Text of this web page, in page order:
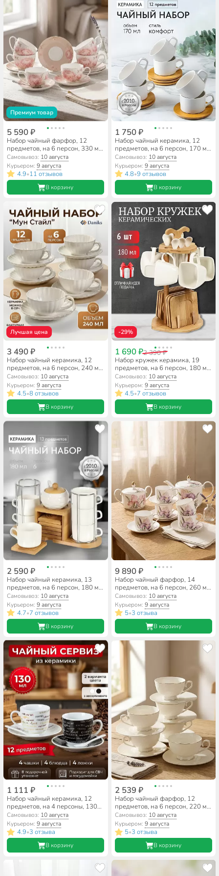
Премиум товар
5 590 ₽
Набор чайный фарфор, 12
предметов, на 6 персон, 330 мл,
Lefard, Астра, 415-2161,
подарочная упаковка
Самовывоз: 10 августа
Курьером:9 августа
4.9•11 отзывов
В корзину
1 750 ₽
Набор чайный керамика, 12
предметов, на 6 персон, 170 мл,
Y145
Самовывоз: 10 августа
Курьером: 9 августа
4.8•9 отзывов
В корзину
Лучшая цена
3 490 ₽
Набор чайный керамика, 12
предметов, на 6 персон, 240 мл,
Daniks, Мун Стайл,
ZPX222301W-1
Самовывоз: 10 августа
Курьером:9 августа
4.5•8 отзывов
В корзину
-29%
1 690 ₽2 390 ₽
Набор кружек керамика, 19
предметов, на 6 персон, 180 мл,
деревянная подставка, Y4-
4598
Самовывоз: 10 августа
Курьером: 9 августа
4.5•7 отзывов
В корзину
2 590 ₽
Набор чайный керамика, 13
предметов, на 6 персон, 180 мл,
металлическая подставка, Y4-
4593, подарочная упаковка
Самовывоз: 10 августа
Курьером:9 августа
4.7•7 отзывов
В корзину
9 890 ₽
Набор чайный фарфор, 14
предметов, на 6 персон, 260 мл,
Lefard, Irises, 590-331,
подарочная упаковка
Самовывоз: 10 августа
Курьером: 9 августа
5•3 отзыва
В корзину
1 111 ₽
Набор чайный керамика, 12
предметов, на 4 персоны, 130
мл, с ложками, в ассортименте,
Кофемания, Y4-4321,
подарочная упаковка
Самовывоз: 10 августа
Курьером:9 августа
4.9•3 отзыва
В корзину
2 539 ₽
Набор чайный фарфор, 12
предметов, на 6 персон, 220 мл,
Balsford, Грация Линар, 101-
01076, подарочная упаковка
Самовывоз: 10 августа
Курьером: 9 августа
5•3 отзыва
В корзину